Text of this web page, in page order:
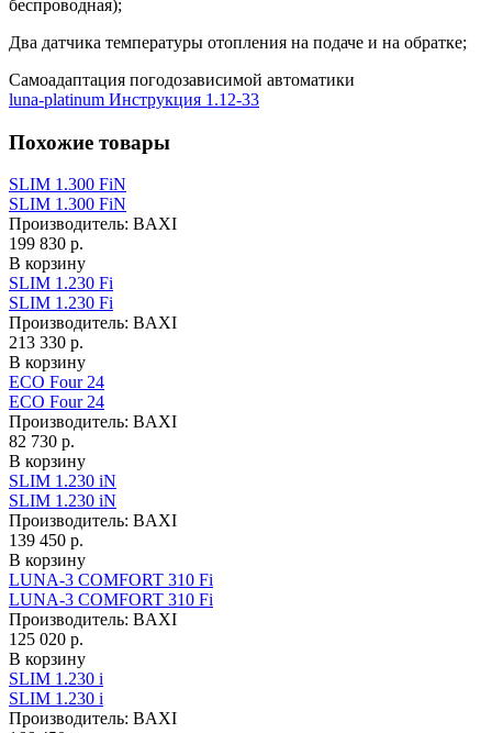
беспроводная);
Два датчика температуры отопления на подаче и на обратке;
Самоадаптация погодозависимой автоматики
luna-platinum Инструкция 1.12-33
Похожие товары
SLIM 1.300 FiN
SLIM 1.300 FiN
Производитель: BAXI
199 830 р.
В корзину
SLIM 1.230 Fi
SLIM 1.230 Fi
Производитель: BAXI
213 330 р.
В корзину
ECO Four 24
ECO Four 24
Производитель: BAXI
82 730 р.
В корзину
SLIM 1.230 iN
SLIM 1.230 iN
Производитель: BAXI
139 450 р.
В корзину
LUNA-3 COMFORT 310 Fi
LUNA-3 COMFORT 310 Fi
Производитель: BAXI
125 020 р.
В корзину
SLIM 1.230 i
SLIM 1.230 i
Производитель: BAXI